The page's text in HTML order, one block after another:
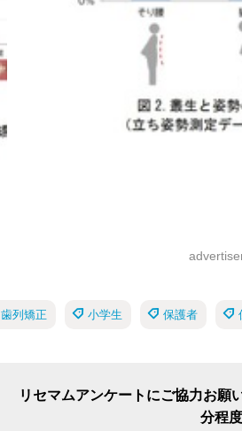
歯列矯正 小学生 保護者
リセマムアンケートにご協力お願
分程度